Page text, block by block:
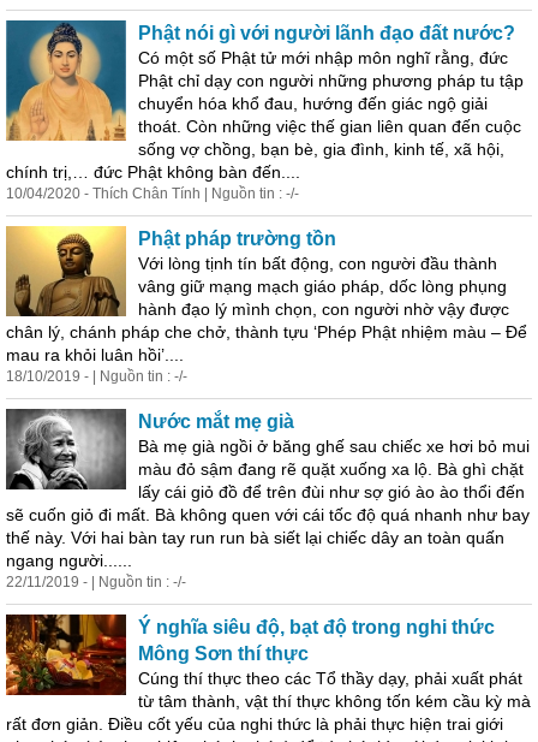
Phật nói gì với người lãnh đạo đất nước?
Có một số Phật tử mới nhập môn nghĩ rằng, đức
Phật chỉ dạy con người những phương pháp tu tập
chuyển hóa khổ đau, hướng đến giác ngộ giải
thoát. Còn những việc thế gian liên quan đến cuộc
sống vợ chồng, bạn bè, gia đình, kinh tế, xã hội,
chính trị,… đức Phật không bàn đến....
10/04/2020 - Thích Chân Tính | Nguồn tin : -/-
Phật pháp trường tồn
Với lòng tịnh tín bất động, con người đầu thành
vâng giữ mạng mạch giáo pháp, dốc lòng phụng
hành đạo lý mình chọn, con người nhờ vậy được
chân lý, chánh pháp che chở, thành tựu ‘Phép Phật nhiệm màu – Để
mau ra khỏi luân hồi’....
18/10/2019 - | Nguồn tin : -/-
Nước mắt mẹ già
Bà mẹ già ngồi ở băng ghế sau chiếc xe hơi bỏ mui
màu đỏ sậm đang rẽ quặt xuống xa lộ. Bà ghì chặt
lấy cái giỏ đồ để trên đùi như sợ gió ào ào thổi đến
sẽ cuốn giỏ đi mất. Bà không quen với cái tốc độ quá nhanh như bay
thế này. Với hai bàn tay run run bà siết lại chiếc dây an toàn quấn
ngang người......
22/11/2019 - | Nguồn tin : -/-
Ý nghĩa siêu độ, bạt độ trong nghi thức
Mông Sơn thí thực
Cúng thí thực theo các Tổ thầy dạy, phải xuất phát
từ tâm thành, vật thí thực không tốn kém cầu kỳ mà
rất đơn giản. Điều cốt yếu của nghi thức là phải thực hiện trai giới